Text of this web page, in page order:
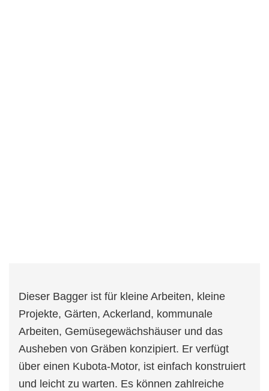
Dieser Bagger ist für kleine Arbeiten, kleine
Projekte, Gärten, Ackerland, kommunale
Arbeiten, Gemüsegewächshäuser und das
Ausheben von Gräben konzipiert. Er verfügt
über einen Kubota-Motor, ist einfach konstruiert
und leicht zu warten. Es können zahlreiche